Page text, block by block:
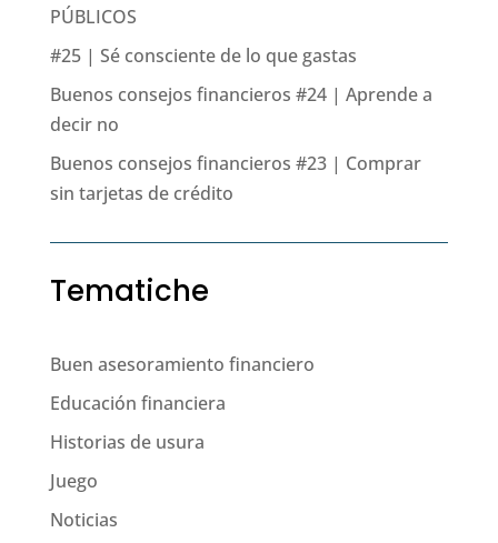
PÚBLICOS
#25 | Sé consciente de lo que gastas
Buenos consejos financieros #24 | Aprende a
decir no
Buenos consejos financieros #23 | Comprar
sin tarjetas de crédito
Tematiche
Buen asesoramiento financiero
Educación financiera
Historias de usura
Juego
Noticias